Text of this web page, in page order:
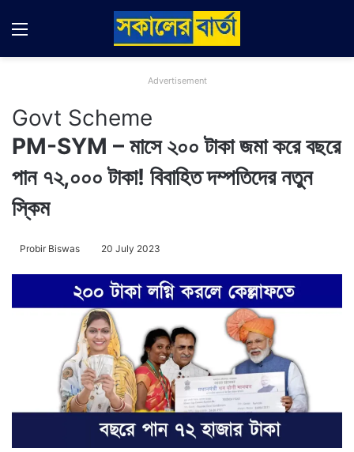
Menu
Advertisement
Govt Scheme
PM-SYM – মাসে ২০০ টাকা জমা করে বছরে
পান ৭২,০০০ টাকা! বিবাহিত দম্পতিদের নতুন
স্কিম
Probir Biswas 20 July 2023